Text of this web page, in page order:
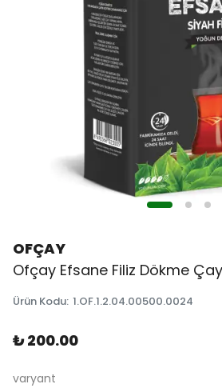
OFÇAY
Ofçay Efsane Filiz Dökme
Ürün Kodu: 1.OF.1.2.04.00500.0024
₺ 200.00
varyant